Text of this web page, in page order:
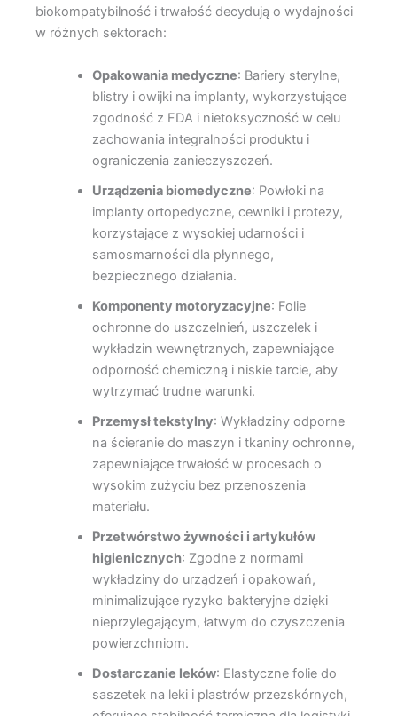
biokompatybilność i trwałość decydują o wydajności
w różnych sektorach:
Opakowania medyczne: Bariery sterylne,
blistry i owijki na implanty, wykorzystujące
zgodność z FDA i nietoksyczność w celu
zachowania integralności produktu i
ograniczenia zanieczyszczeń.
Urządzenia biomedyczne: Powłoki na
implanty ortopedyczne, cewniki i protezy,
korzystające z wysokiej udarności i
samosmarności dla płynnego,
bezpiecznego działania.
Komponenty motoryzacyjne: Folie
ochronne do uszczelnień, uszczelek i
wykładzin wewnętrznych, zapewniające
odporność chemiczną i niskie tarcie, aby
wytrzymać trudne warunki.
Przemysł tekstylny: Wykładziny odporne
na ścieranie do maszyn i tkaniny ochronne,
zapewniające trwałość w procesach o
wysokim zużyciu bez przenoszenia
materiału.
Przetwórstwo żywności i artykułów
higienicznych: Zgodne z normami
wykładziny do urządzeń i opakowań,
minimalizujące ryzyko bakteryjne dzięki
nieprzylegającym, łatwym do czyszczenia
powierzchniom.
Dostarczanie leków: Elastyczne folie do
saszetek na leki i plastrów przezskórnych,